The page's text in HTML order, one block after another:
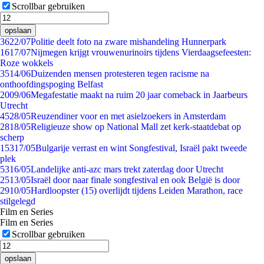
Scrollbar gebruiken
opslaan
3622/07Politie deelt foto na zware mishandeling Hunnerpark
1617/07Nijmegen krijgt vrouwenurinoirs tijdens Vierdaagsefeesten:
Roze wokkels
3514/06Duizenden mensen protesteren tegen racisme na
onthoofdingspoging Belfast
2009/06Megafestatie maakt na ruim 20 jaar comeback in Jaarbeurs
Utrecht
4528/05Reuzen­diner voor en met asielzoekers in Amsterdam
2818/05Religieuze show op National Mall zet kerk-staatdebat op
scherp
15317/05Bulgarije verrast en wint Songfestival, Israël pakt tweede
plek
5316/05Landelijke anti-azc mars trekt zaterdag door Utrecht
2513/05Israël door naar finale songfestival en ook België is door
2910/05Hardloopster (15) overlijdt tijdens Leiden Marathon, race
stilgelegd
Film en Series
Film en Series
Scrollbar gebruiken
opslaan